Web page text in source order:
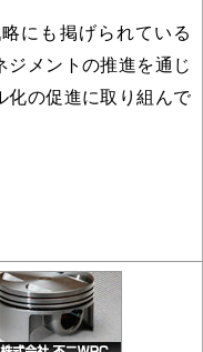
にも掲げられている
ジメントの推進を通じ
化の促進に取り組んで